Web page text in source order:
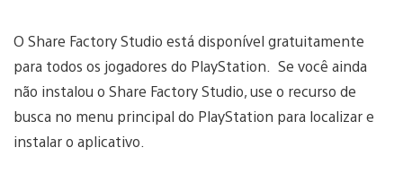
O Share Factory Studio está disponível gratuitamente
para todos os jogadores do PlayStation. Se você ainda
não instalou o Share Factory Studio, use o recurso de
busca no menu principal do PlayStation para localizar e
instalar o aplicativo.